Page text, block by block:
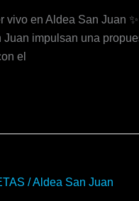
vivo en Aldea San Juan
impulsan una
el
/Aldea San Juan